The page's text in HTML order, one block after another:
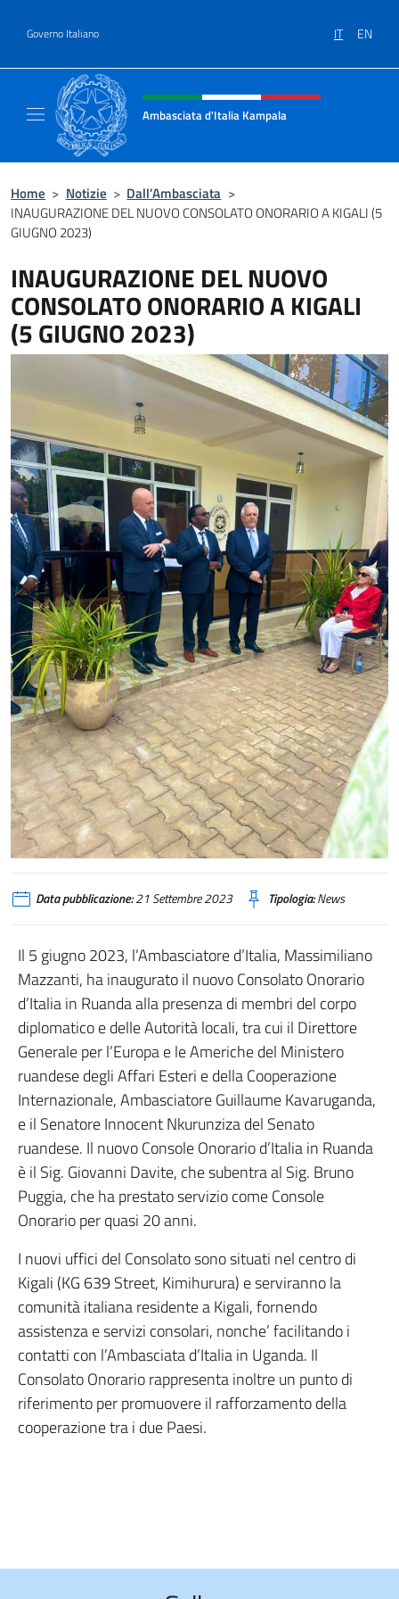
Governo Italiano IT EN
Intestazione sito, social e menù
Ambasciata d'Italia Kampala
Home > Notizie > Dall’Ambasciata >
INAUGURAZIONE DEL NUOVO CONSOLATO ONORARIO A KIGALI (5
GIUGNO 2023)
INAUGURAZIONE DEL NUOVO
CONSOLATO ONORARIO A KIGALI
(5 GIUGNO 2023)
Data pubblicazione:21 Settembre 2023 Tipologia:News
Il 5 giugno 2023, l’Ambasciatore d’Italia, Massimiliano
Mazzanti, ha inaugurato il nuovo Consolato Onorario
d’Italia in Ruanda alla presenza di membri del corpo
diplomatico e delle Autorità locali, tra cui il Direttore
Generale per l’Europa e le Americhe del Ministero
ruandese degli Affari Esteri e della Cooperazione
Internazionale, Ambasciatore Guillaume Kavaruganda,
e il Senatore Innocent Nkurunziza del Senato
ruandese. Il nuovo Console Onorario d’Italia in Ruanda
è il Sig. Giovanni Davite, che subentra al Sig. Bruno
Puggia, che ha prestato servizio come Console
Onorario per quasi 20 anni.
I nuovi uffici del Consolato sono situati nel centro di
Kigali (KG 639 Street, Kimihurura) e serviranno la
comunità italiana residente a Kigali, fornendo
assistenza e servizi consolari, nonche’ facilitando i
contatti con l’Ambasciata d’Italia in Uganda. Il
Consolato Onorario rappresenta inoltre un punto di
riferimento per promuovere il rafforzamento della
cooperazione tra i due Paesi.